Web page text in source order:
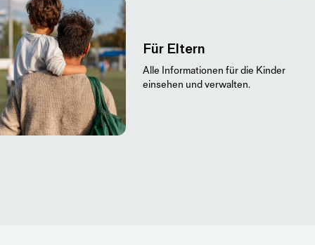
Für Eltern
Alle Informationen für die Kinder
einsehen und verwalten.